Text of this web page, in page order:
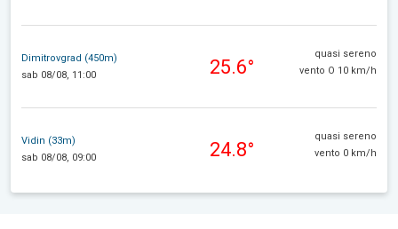
Dimitrovgrad (450m)
sab 08/08, 11:00
25.6°
quasi sereno
vento O 10 km/h
Vidin (33m)
sab 08/08, 09:00
24.8°
quasi sereno
vento 0 km/h